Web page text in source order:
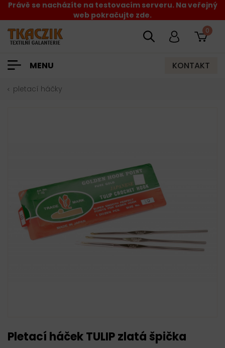
Právě se nacházíte na testovacím serveru. Na veřejný
web pokračujte zde.
0
MENU KONTAKT
pletací háčky
Pletací háček TULIP zlatá špička